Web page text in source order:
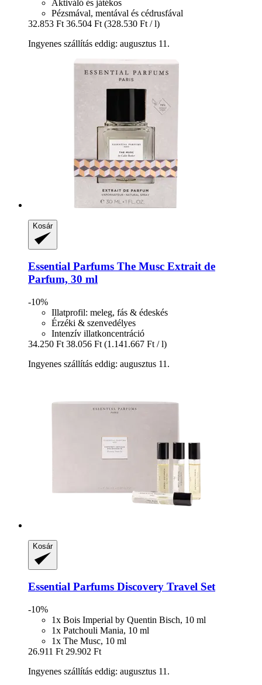
Aktiváló és játékos
Pézsmával, mentával és cédrusfával
32.853 Ft 36.504 Ft (328.530 Ft / l)
Ingyenes szállítás eddig: augusztus 11.
Kosár
Essential Parfums The Musc Extrait de
Parfum, 30 ml
-10%
Illatprofil: meleg, fás & édeskés
Érzéki & szenvedélyes
Intenzív illatkoncentráció
34.250 Ft 38.056 Ft (1.141.667 Ft / l)
Ingyenes szállítás eddig: augusztus 11.
Kosár
Essential Parfums Discovery Travel Set
-10%
1x Bois Imperial by Quentin Bisch, 10 ml
1x Patchouli Mania, 10 ml
1x The Musc, 10 ml
26.911 Ft 29.902 Ft
Ingyenes szállítás eddig: augusztus 11.